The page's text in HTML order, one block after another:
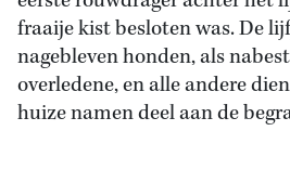
fraaije kist besloten was. De
nagebleven honden, als
overledene, en alle andere
huize namen deel aan de